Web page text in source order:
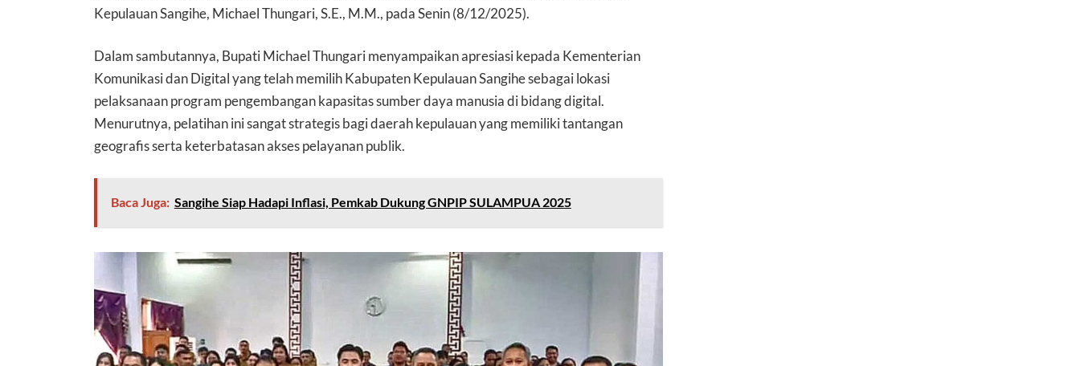
Kepulauan Sangihe, Michael Thungari, S.E., M.M., pada Senin (8/12/2025).
Dalam sambutannya, Bupati Michael Thungari menyampaikan apresiasi kepada Kementerian
Komunikasi dan Digital yang telah memilih Kabupaten Kepulauan Sangihe sebagai lokasi
pelaksanaan program pengembangan kapasitas sumber daya manusia di bidang digital.
Menurutnya, pelatihan ini sangat strategis bagi daerah kepulauan yang memiliki tantangan
geografis serta keterbatasan akses pelayanan publik.
Baca Juga: Sangihe Siap Hadapi Inflasi, Pemkab Dukung GNPIP SULAMPUA 2025